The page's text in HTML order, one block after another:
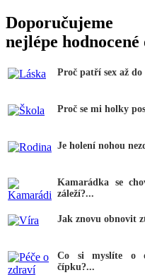
Doporučujeme
nejlépe
Proč patří sex až do
Proč se mi holky
Je holení nohou
Kamarádka se
záleží?...
Jak znovu obnovit
Co si myslíte o
čípku?...